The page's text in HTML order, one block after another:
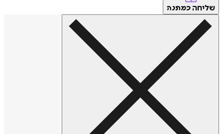
כמתנה